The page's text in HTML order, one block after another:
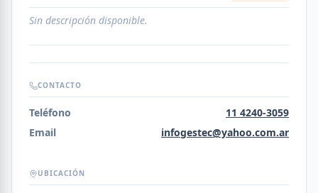
Sin descripción disponible.
CONTACTO
Teléfono
11 4240-3059
Email
infogestec@yahoo.com.ar
UBICACIÓN